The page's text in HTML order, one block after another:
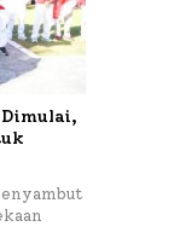
Dimulai,